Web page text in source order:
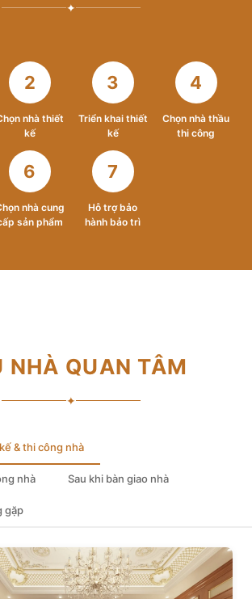
✦
2
nhà thiết
kế
3
Triển khai thiết
kế
4
Chọn nhà thầu
thi công
6
nhà cung
sản phẩm
7
Hỗ trợ bảo
hành bảo trì
NHÀ QUAN TÂM
✦
& thi công nhà
nhà Sau khi bàn giao nhà
gặp